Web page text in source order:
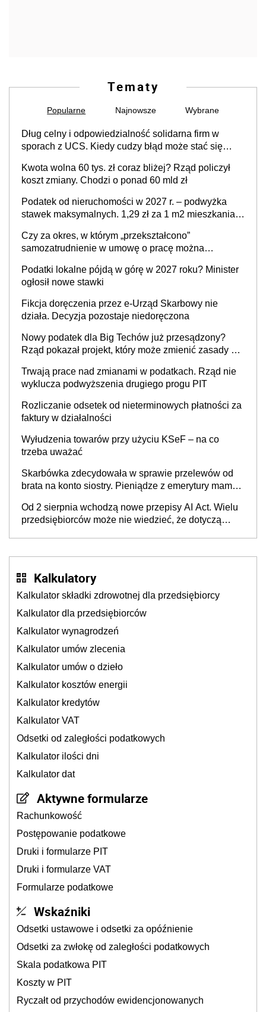
Tematy
Popularne Najnowsze Wybrane
Dług celny i odpowiedzialność solidarna firm w
sporach z UCS. Kiedy cudzy błąd może stać się
Kwota wolna 60 tys. zł coraz bliżej? Rząd policzył
koszt zmiany. Chodzi o ponad 60 mld zł
Podatek od nieruchomości w 2027 r. – podwyżka
stawek maksymalnych. 1,29 zł za 1 m2 mieszkania,
prowadzeniem działalności gospodarczej
Czy za okres, w którym „przekształcono”
samozatrudnienie w umowę o pracę można
cywilnoprawnej jedynym racjonalnym wyjściem
Podatki lokalne pójdą w górę w 2027 roku? Minister
ogłosił nowe stawki
Fikcja doręczenia przez e-Urząd Skarbowy nie
działa. Decyzja pozostaje niedoręczona
Nowy podatek dla Big Techów już przesądzony?
Rząd pokazał projekt, który może zmienić zasady gry
Trwają prace nad zmianami w podatkach. Rząd nie
wyklucza podwyższenia drugiego progu PIT
Rozliczanie odsetek od nieterminowych płatności za
faktury w działalności
Wyłudzenia towarów przy użyciu KSeF – na co
trzeba uważać
Skarbówka zdecydowała w sprawie przelewów od
brata na konto siostry. Pieniądze z emerytury mamy
będzie
Od 2 sierpnia wchodzą nowe przepisy AI Act. Wielu
przedsiębiorców może nie wiedzieć, że dotyczą
Kalkulatory
Kalkulator składki zdrowotnej dla przedsiębiorcy
Kalkulator dla przedsiębiorców
Kalkulator wynagrodzeń
Kalkulator umów zlecenia
Kalkulator umów o dzieło
Kalkulator kosztów energii
Kalkulator kredytów
Kalkulator VAT
Odsetki od zaległości podatkowych
Kalkulator ilości dni
Kalkulator dat
Aktywne formularze
Rachunkowość
Postępowanie podatkowe
Druki i formularze PIT
Druki i formularze VAT
Formularze podatkowe
Wskaźniki
Odsetki ustawowe i odsetki za opóźnienie
Odsetki za zwłokę od zaległości podatkowych
Skala podatkowa PIT
Koszty w PIT
Ryczałt od przychodów ewidencjonowanych